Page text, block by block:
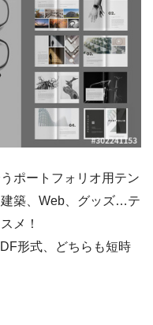
ポートフォリオ用テン
築、Web、グッズ…テ
メ！
形式、どちらも短時